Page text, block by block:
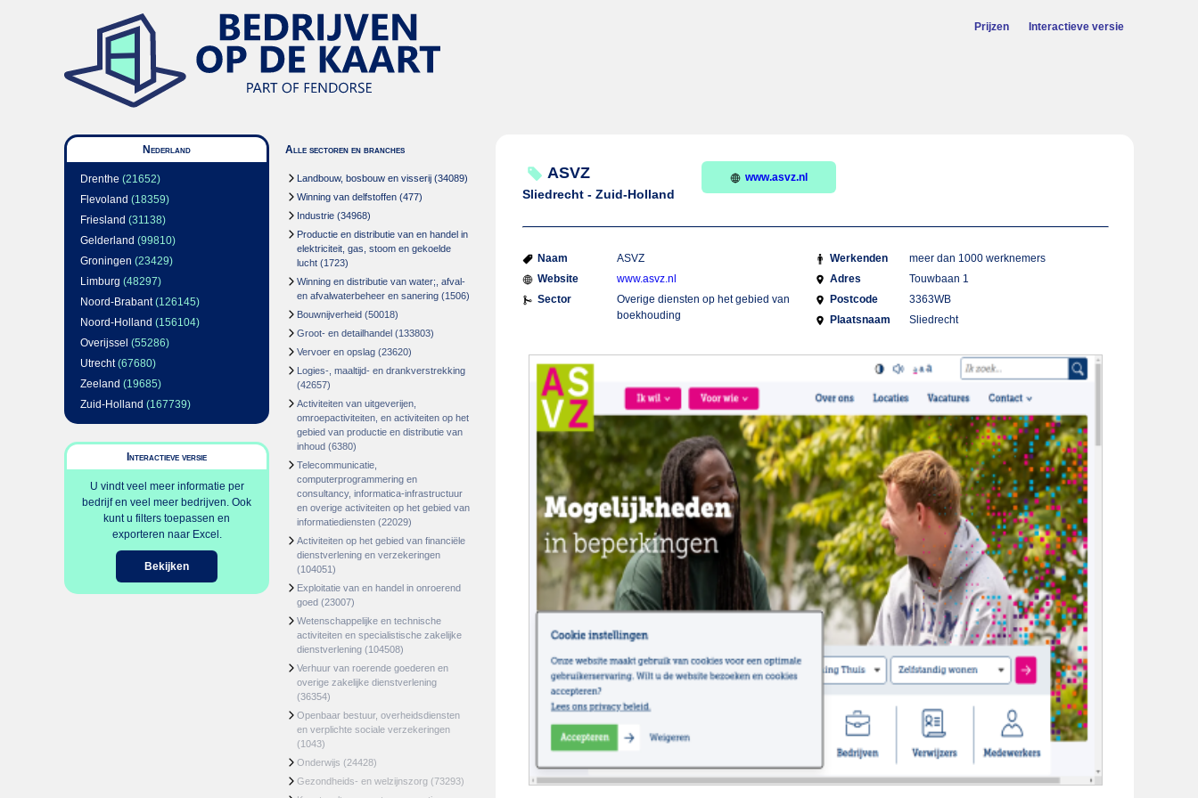
Prijzen Interactieve versie
Nederland
Drenthe (21652)
Flevoland (18359)
Friesland (31138)
Gelderland (99810)
Groningen (23429)
Limburg (48297)
Noord-Brabant(126145)
Noord-Holland (156104)
Overijssel (55286)
Utrecht(67680)
Zeeland (19685)
Zuid-Holland (167739)
Interactieve versie
U vindt veel meer informatie per
bedrijf en veel meer bedrijven. Ook
kunt u filters toepassen en
exporteren naar Excel.
Bekijken
Alle sectoren en branches
Landbouw, bosbouw en visserij (34089)
Winning van delfstoffen (477)
Industrie (34968)
Productie en distributie van en handel in
elektriciteit, gas, stoom en gekoelde
lucht (1723)
Winning en distributie van water;, afval-
en afvalwaterbeheer en sanering (1506)
Bouwnijverheid (50018)
Groot- en detailhandel (133803)
Vervoer en opslag (23620)
Logies-, maaltijd- en drankverstrekking
(42657)
Activiteiten van uitgeverijen,
omroepactiviteiten, en activiteiten op het
gebied van productie en distributie van
inhoud (6380)
Telecommunicatie,
computerprogrammering en
consultancy, informatica-infrastructuur
en overige activiteiten op het gebied van
informatiediensten (22029)
Activiteiten op het gebied van financiële
dienstverlening en verzekeringen
(104051)
Exploitatie van en handel in onroerend
goed (23007)
Wetenschappelijke en technische
activiteiten en specialistische zakelijke
dienstverlening (104508)
Verhuur van roerende goederen en
overige zakelijke dienstverlening
(36354)
Openbaar bestuur, overheidsdiensten
en verplichte sociale verzekeringen
(1043)
Onderwijs (24428)
Gezondheids- en welzijnszorg (73293)
ASVZ
Sliedrecht - Zuid-Holland
www.asvz.nl
Naam
ASVZ
Website
www.asvz.nl
Sector
Overige diensten op het gebied van
boekhouding
Werkenden
meer dan 1000 werknemers
Adres
Touwbaan 1
Postcode
3363WB
Plaatsnaam
Sliedrecht